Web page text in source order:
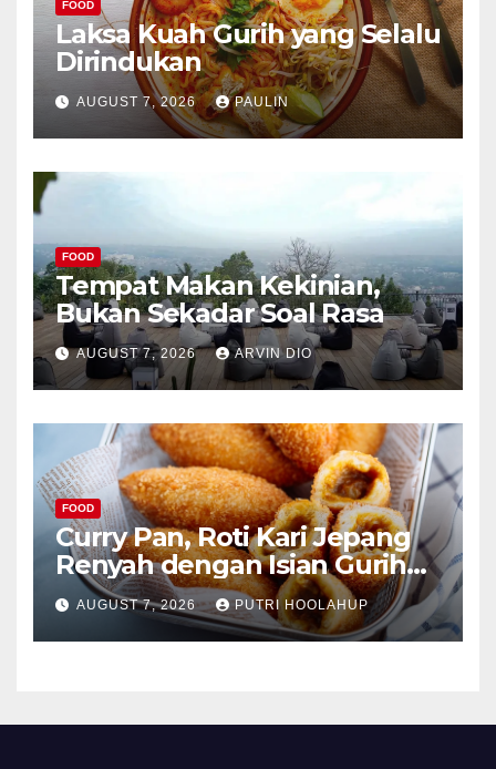
FOOD
Laksa Kuah Gurih yang Selalu
Dirindukan
AUGUST 7, 2026 PAULIN
FOOD
Tempat Makan Kekinian,
Bukan Sekadar Soal Rasa
AUGUST 7, 2026 ARVIN DIO
FOOD
Curry Pan, Roti Kari Jepang
Renyah dengan Isian Gurih
Menggoda
AUGUST 7, 2026 PUTRI HOOLAHUP